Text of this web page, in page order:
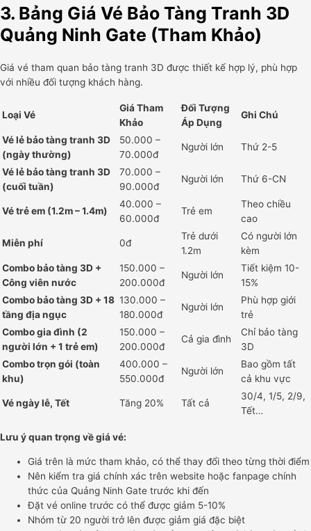
3. Bảng Giá Vé Bảo Tàng Tranh 3D
Quảng Ninh Gate (Tham Khảo)
Giá vé tham quan bảo tàng tranh 3D được thiết kế hợp lý, phù hợp
với nhiều đối tượng khách hàng.
Loại Vé
Giá Tham
Khảo
Đối Tượng
Áp Dụng
Ghi Chú
Vé lẻ bảo tàng tranh 3D
(ngày thường)
50.000 –
70.000đ
Người lớn Thứ 2-5
Vé lẻ bảo tàng tranh 3D
(cuối tuần)
70.000 –
90.000đ
Người lớn Thứ 6-CN
Vé trẻ em (1.2m – 1.4m)
40.000 –
60.000đ
Trẻ em
Theo chiều
cao
Miễn phí 0đ
Trẻ dưới
1.2m
Có người lớn
kèm
Combo bảo tàng 3D +
Công viên nước
150.000 –
200.000đ
Người lớn
Tiết kiệm 10-
15%
Combo bảo tàng 3D + 18
tầng địa ngục
130.000 –
180.000đ
Người lớn
Phù hợp giới
trẻ
Combo gia đình (2
người lớn + 1 trẻ em)
150.000 –
200.000đ
Cả gia đình
Chỉ bảo tàng
3D
Combo trọn gói (toàn
khu)
400.000 –
550.000đ
Người lớn
Bao gồm tất
cả khu vực
Vé ngày lễ, Tết Tăng 20% Tất cả
30/4, 1/5, 2/9,
Tết…
Lưu ý quan trọng về giá vé:
Giá trên là mức tham khảo, có thể thay đổi theo từng thời điểm
Nên kiểm tra giá chính xác trên website hoặc fanpage chính
thức của Quảng Ninh Gate trước khi đến
Đặt vé online trước có thể được giảm 5-10%
Nhóm từ 20 người trở lên được giảm giá đặc biệt